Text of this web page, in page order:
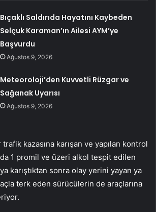
Bıçaklı Saldırıda Hayatını Kaybeden
Selçuk Karaman’ın Ailesi AYM’ye
Başvurdu
Ağustos 9, 2026
Meteoroloji’den Kuvvetli Rüzgar ve
Sağanak Uyarısı
Ağustos 9, 2026
kazasına karışan ve yapılan kontrol
1 promil ve üzeri alkol tespit edilen
karıştıktan sonra olay yerini yayan ya
terk eden sürücülerin de araçlarına